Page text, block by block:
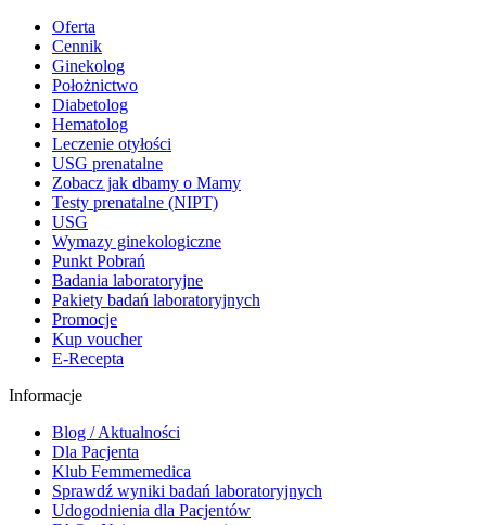
Oferta
Cennik
Ginekolog
Położnictwo
Diabetolog
Hematolog
Leczenie otyłości
USG prenatalne
Zobacz jak dbamy o Mamy
Testy prenatalne (NIPT)
USG
Wymazy ginekologiczne
Punkt Pobrań
Badania laboratoryjne
Pakiety badań laboratoryjnych
Promocje
Kup voucher
E-Recepta
Informacje
Blog / Aktualności
Dla Pacjenta
Klub Femmemedica
Sprawdź wyniki badań laboratoryjnych
Udogodnienia dla Pacjentów